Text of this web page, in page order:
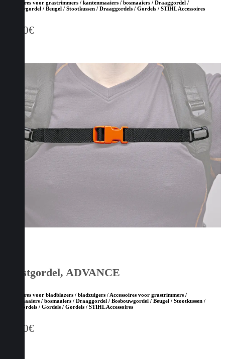
Accessoires voor grastrimmers / kantenmaaiers / bosmaaiers / Draaggordel /
Bosbouwgordel / Beugel / Stootkussen / Draaggordels / Gordels / STIHL Accessoires
94,50€
Borstgordel, ADVANCE
Accessoires voor bladblazers / bladzuigers / Accessoires voor grastrimmers /
kantenmaaiers / bosmaaiers / Draaggordel / Bosbouwgordel / Beugel / Stootkussen /
Draaggordels / Gordels / Gordels / STIHL Accessoires
10,50€